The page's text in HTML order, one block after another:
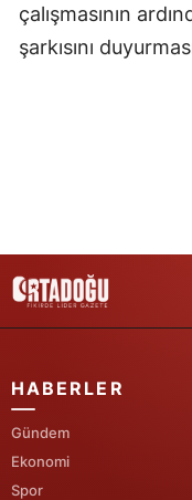
çalışmasının
şarkısını
HABERLER
Gündem
Ekonomi
Spor